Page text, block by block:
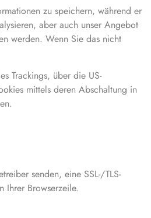
zu speichern, während er
aber auch unser Angebot
werden. Wenn Sie das nicht
Trackings, über die US-
mittels deren Abschaltung in
senden, eine SSL-/TLS-
Ihrer Browserzeile.